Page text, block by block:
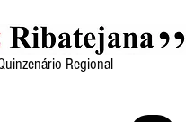
Regional